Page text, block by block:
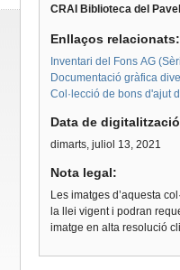
CRAI Biblioteca del
Enllaços
Inventari del Fons AG
Documentació gràfica
Col·lecció de bons d'ajut
Data de
dimarts, juliol 13, 2021
Nota legal:
Les imatges d’aquesta
la llei vigent i podran
imatge en alta resolució